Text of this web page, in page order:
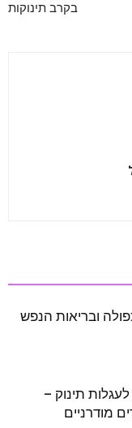
בקרב תינוקות
ובריאות הנפש
לעגלות תינוק –
מודרניים